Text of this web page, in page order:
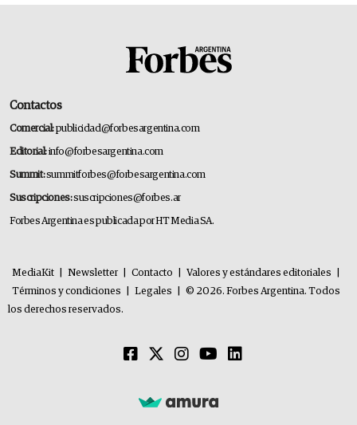
Contactos
Comercial:publicidad@forbesargentina.com
Editorial:info@forbesargentina.com
Summit:summitforbes@forbesargentina.com
Suscripciones:suscripciones@forbes.ar
Forbes Argentina es publicada por HT Media SA.
MediaKit Newsletter Contacto Valores y estándares editoriales
Términos y condiciones
Legales
© 2026. Forbes Argentina. Todos
los derechos reservados.